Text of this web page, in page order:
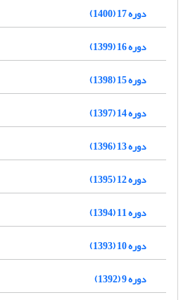
دوره 17 (1400)
دوره 16 (1399)
دوره 15 (1398)
دوره 14 (1397)
دوره 13 (1396)
دوره 12 (1395)
دوره 11 (1394)
دوره 10 (1393)
دوره 9 (1392)